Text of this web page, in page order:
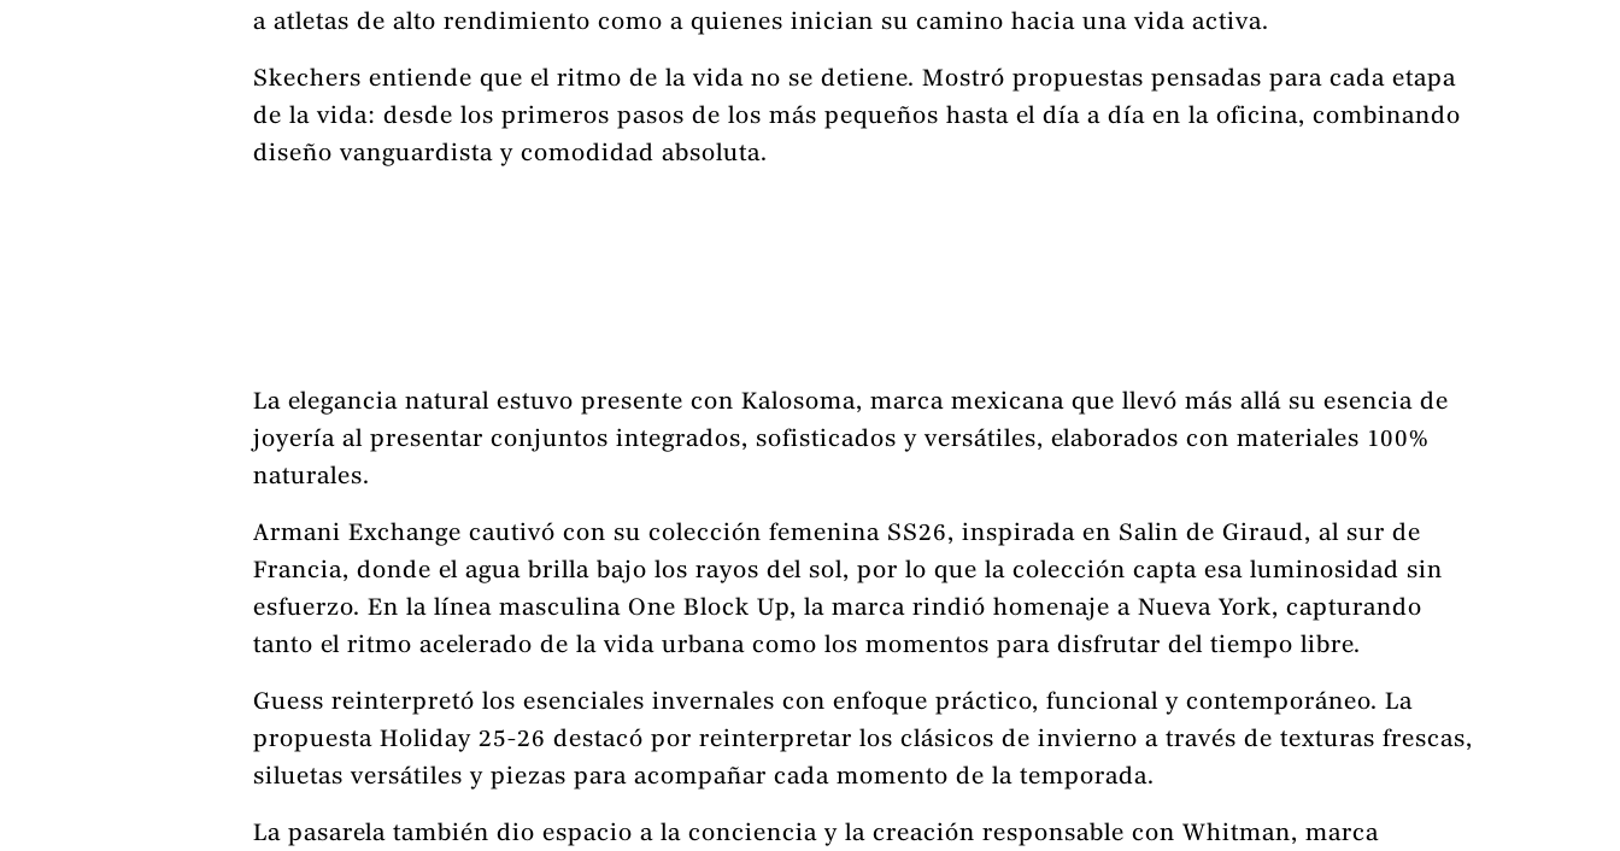
a atletas de alto rendimiento como a quienes inician su camino hacia una vida activa.
Skechers entiende que el ritmo de la vida no se detiene. Mostró propuestas pensadas para cada etapa
de la vida: desde los primeros pasos de los más pequeños hasta el día a día en la oficina, combinando
diseño vanguardista y comodidad absoluta.
La elegancia natural estuvo presente con Kalosoma, marca mexicana que llevó más allá su esencia de
joyería al presentar conjuntos integrados, sofisticados y versátiles, elaborados con materiales 100%
naturales.
Armani Exchange cautivó con su colección femenina SS26, inspirada en Salin de Giraud, al sur de
Francia, donde el agua brilla bajo los rayos del sol, por lo que la colección capta esa luminosidad sin
esfuerzo. En la línea masculina One Block Up, la marca rindió homenaje a Nueva York, capturando
tanto el ritmo acelerado de la vida urbana como los momentos para disfrutar del tiempo libre.
Guess reinterpretó los esenciales invernales con enfoque práctico, funcional y contemporáneo. La
propuesta Holiday 25-26 destacó por reinterpretar los clásicos de invierno a través de texturas frescas,
siluetas versátiles y piezas para acompañar cada momento de la temporada.
La pasarela también dio espacio a la conciencia y la creación responsable con Whitman, marca